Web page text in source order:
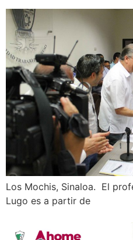
Los Mochis, Sinaloa. El
Lugo es a partir de